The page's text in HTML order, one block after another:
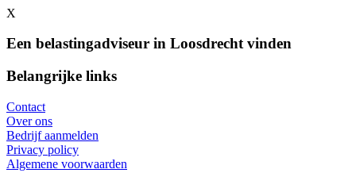
X
Een belastingadviseur in Loosdrecht vinden
Belangrijke links
Contact
Over ons
Bedrijf aanmelden
Privacy policy
Algemene voorwaarden